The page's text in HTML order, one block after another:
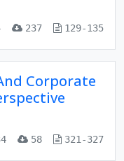
237 129-135
Corporate
58 321-327